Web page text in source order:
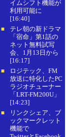
イムシフト機能が
利用可能に
[16:40]
■
テレ朝の新ドラマ
「宿命」第1話の
ネット無料試写
会、1月13日から
[16:17]
■
ロジテック、FM
放送に特化したPC
ラジオチューナー
「LRT-FM200U」
[14:23]
■
リンクシェア、ブ
ックマークレット
機能で